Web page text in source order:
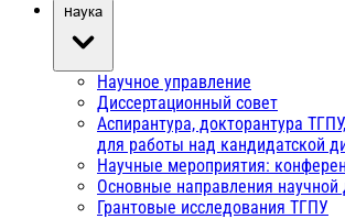
Наука
Научное управление
Диссертационный совет
Аспирантура, докторантура
для работы над кандидатской
Научные мероприятия:
Основные направления научной
Грантовые исследования ТГПУ